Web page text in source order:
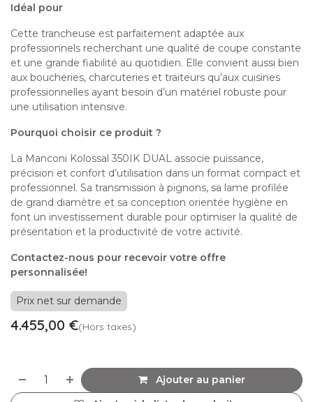
Idéal pour
Cette trancheuse est parfaitement adaptée aux
professionnels recherchant une qualité de coupe constante
et une grande fiabilité au quotidien. Elle convient aussi bien
aux boucheries, charcuteries et traiteurs qu’aux cuisines
professionnelles ayant besoin d’un matériel robuste pour
une utilisation intensive.
Pourquoi choisir ce produit ?
La Manconi Kolossal 350IK DUAL associe puissance,
précision et confort d’utilisation dans un format compact et
professionnel. Sa transmission à pignons, sa lame profilée
de grand diamètre et sa conception orientée hygiène en
font un investissement durable pour optimiser la qualité de
présentation et la productivité de votre activité.
Contactez-nous pour recevoir votre offre
personnalisée!
Prix net sur demande
4.455,00 €(Hors taxes)
Ajouter au panier